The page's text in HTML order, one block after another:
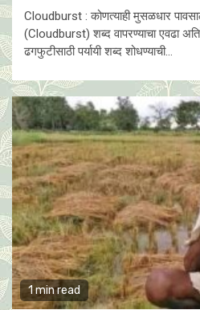
Cloudburst : कोणत्याही मुसळधार
(Cloudburst) शब्द वापरण्याचा एवढा
ढगफुटीसाठी पर्यायी शब्द शोधण्याची...
1 min read